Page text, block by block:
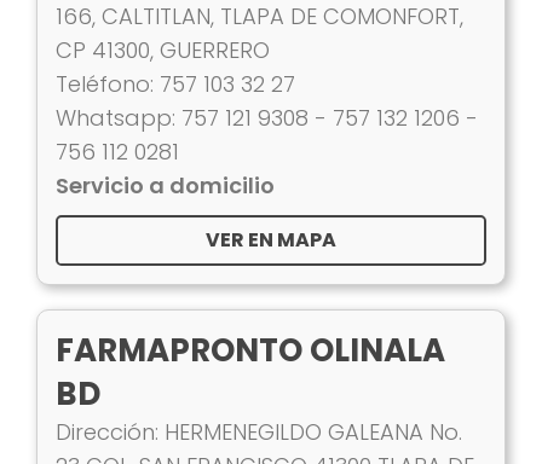
166, CALTITLAN, TLAPA DE COMONFORT,
CP 41300, GUERRERO
Teléfono: 757 103 32 27
Whatsapp: 757 121 9308 - 757 132 1206 -
756 112 0281
Servicio a domicilio
VER EN MAPA
FARMAPRONTO OLINALA
BD
Dirección: HERMENEGILDO GALEANA No.